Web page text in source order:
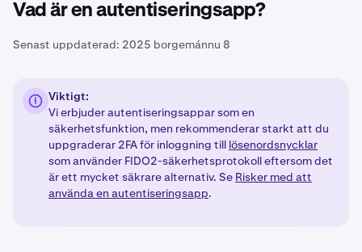
Vad är en autentiseringsapp?
Senast uppdaterad: 2025 borgemánnu 8
Viktigt:
Vi erbjuder autentiseringsappar som en
säkerhetsfunktion, men rekommenderar starkt att du
uppgraderar 2FA för inloggning till lösenordsnycklar
som använder FIDO2-säkerhetsprotokoll eftersom det
är ett mycket säkrare alternativ. Se Risker med att
använda en autentiseringsapp.